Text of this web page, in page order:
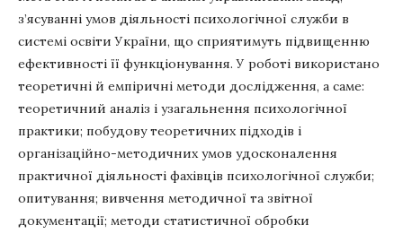
з’ясуванні умов діяльності психологічної служби в
системі освіти України, що сприятимуть підвищенню
ефективності її функціонування. У роботі використано
теоретичні й емпіричні методи дослідження, а саме:
теоретичний аналіз і узагальнення психологічної
практики; побудову теоретичних підходів і
організаційно-методичних умов удосконалення
практичної діяльності фахівців психологічної служби;
опитування; вивчення методичної та звітної
документації; методи статистичної обробки